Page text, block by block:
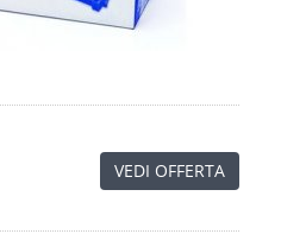
VEDI OFFERTA